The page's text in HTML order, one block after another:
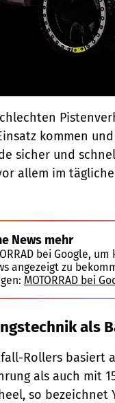
kommen
sicher und
allem im
News mehr
bei Google,
angezeigt zu
MOTORRAD bei
als
Rollers basiert
als auch mit
so bezeichnet